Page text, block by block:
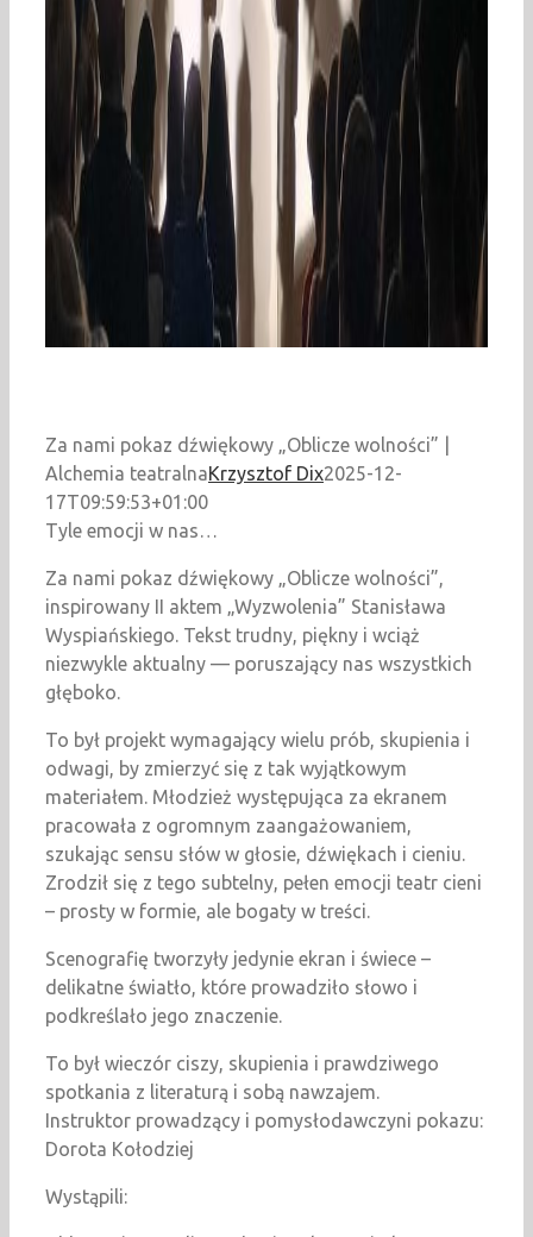
Za nami pokaz dźwiękowy „Oblicze wolności” |
Alchemia teatralnaKrzysztof Dix2025-12-
17T09:59:53+01:00
Tyle emocji w nas…
Za nami pokaz dźwiękowy „Oblicze wolności”,
inspirowany II aktem „Wyzwolenia” Stanisława
Wyspiańskiego. Tekst trudny, piękny i wciąż
niezwykle aktualny — poruszający nas wszystkich
głęboko.
To był projekt wymagający wielu prób, skupienia i
odwagi, by zmierzyć się z tak wyjątkowym
materiałem. Młodzież występująca za ekranem
pracowała z ogromnym zaangażowaniem,
szukając sensu słów w głosie, dźwiękach i cieniu.
Zrodził się z tego subtelny, pełen emocji teatr cieni
– prosty w formie, ale bogaty w treści.
Scenografię tworzyły jedynie ekran i świece –
delikatne światło, które prowadziło słowo i
podkreślało jego znaczenie.
To był wieczór ciszy, skupienia i prawdziwego
spotkania z literaturą i sobą nawzajem.
Instruktor prowadzący i pomysłodawczyni pokazu:
Dorota Kołodziej
Wystąpili: